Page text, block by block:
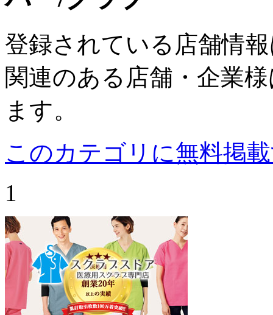
登録されている店舗情
関連のある店舗・企業
ます。
このカテゴリに無料掲
1